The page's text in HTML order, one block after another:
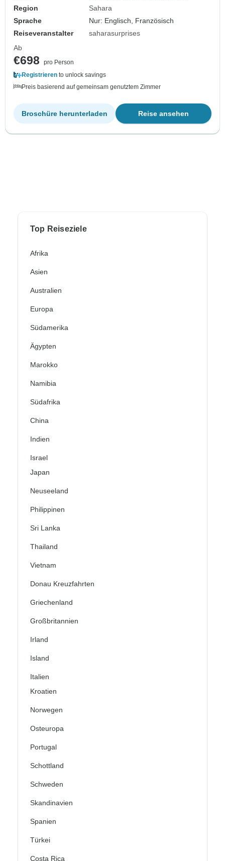
Region
Sahara
Sprache
Nur: Englisch, Französisch
Reiseveranstalter
saharasurprises
Ab
€698
pro Person
Registrieren to unlock savings
Preis basierend auf gemeinsam genutztem Zimmer
Reise ansehen
Broschüre herunterladen
Top Reiseziele
Afrika
Asien
Australien
Europa
Südamerika
Ägypten
Marokko
Namibia
Südafrika
China
Indien
Israel
Japan
Neuseeland
Philippinen
Sri Lanka
Thailand
Vietnam
Donau Kreuzfahrten
Griechenland
Großbritannien
Irland
Island
Italien
Kroatien
Norwegen
Osteuropa
Portugal
Schottland
Schweden
Skandinavien
Spanien
Türkei
Costa Rica